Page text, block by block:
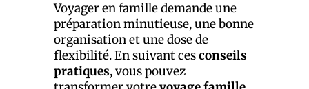
Voyager en famille demande une
préparation minutieuse, une bonne
organisation et une dose de
flexibilité. En suivant cesconseils
pratiques, vous pouvez